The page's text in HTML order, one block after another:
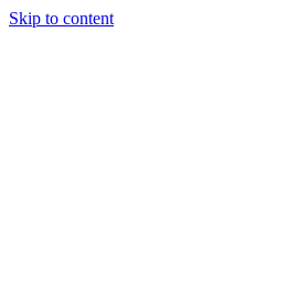
Skip to content